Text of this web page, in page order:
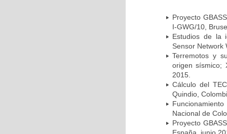
Proyecto
I-GWG/10,
Estudios de la
Sensor Network
Terremotos y
origen sísmico;
2015.
Cálculo del
Quindio,
Nacional de
Proyecto
España, junio